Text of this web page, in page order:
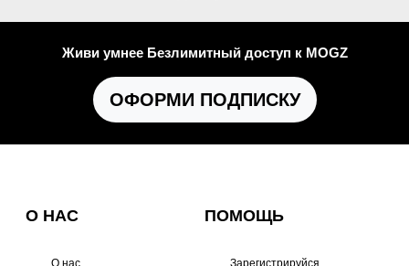
Живи умнее Безлимитный доступ к MOGZ
ОФОРМИ ПОДПИСКУ
О НАС
О нас
ПОМОЩЬ
Зарегистрируйся